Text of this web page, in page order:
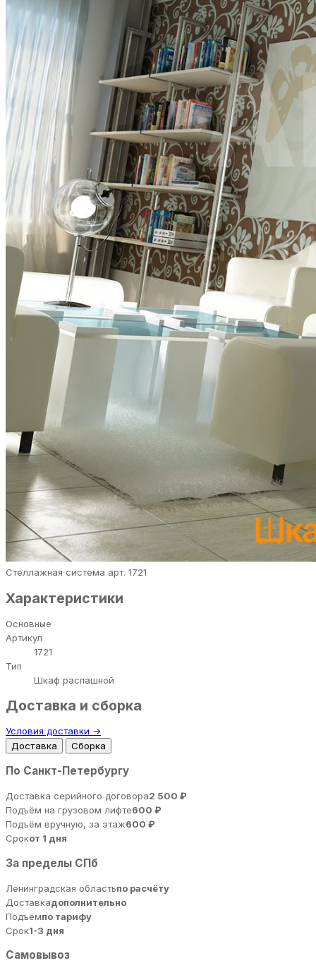
Стеллажная система арт. 1721
Характеристики
Основные
Артикул
1721
Тип
Шкаф распашной
Доставка и сборка
Условия доставки →
Доставка
Сборка
По Санкт-Петербургу
Доставка серийного договора2 500 ₽
Подъём на грузовом лифте600 ₽
Подъём вручную, за этаж600 ₽
Срокот 1 дня
За пределы СПб
Ленинградская областьпо расчёту
Доставкадополнительно
Подъёмпо тарифу
Срок1-3 дня
Самовывоз